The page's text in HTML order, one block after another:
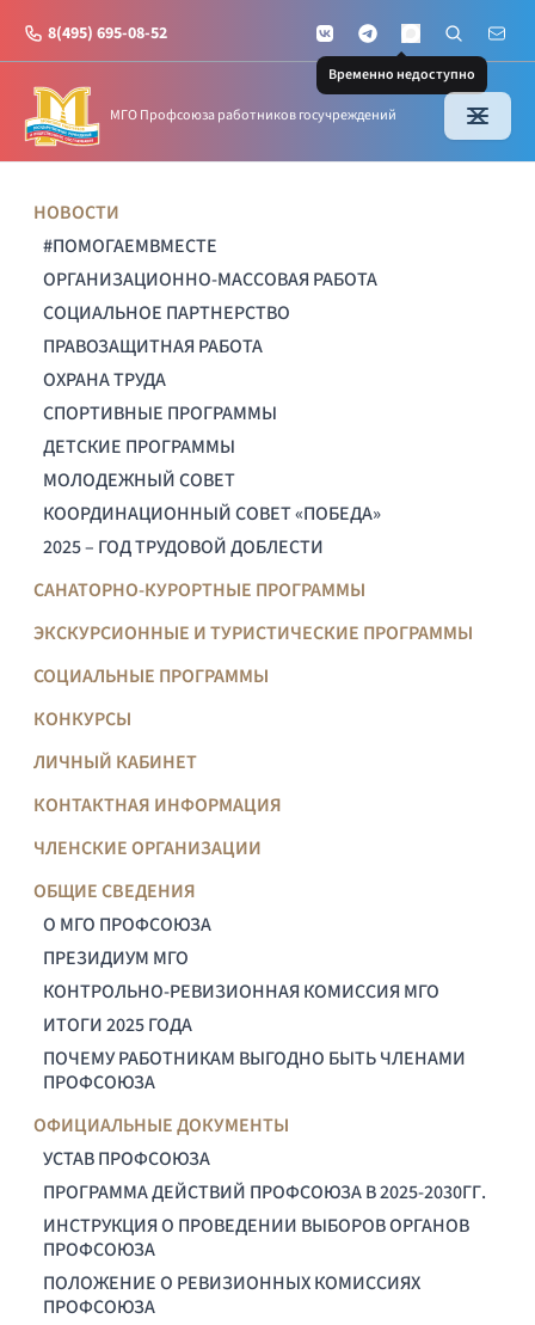
8(495) 695-08-52 VKontakteTelegramMAX
Временно недоступно
Поиск по
Почта
МГО Профсоюза работников госучреждений
НОВОСТИ
#ПОМОГАЕМВМЕСТЕ
ОРГАНИЗАЦИОННО-МАССОВАЯ РАБОТА
СОЦИАЛЬНОЕ ПАРТНЕРСТВО
ПРАВОЗАЩИТНАЯ РАБОТА
ОХРАНА ТРУДА
СПОРТИВНЫЕ ПРОГРАММЫ
ДЕТСКИЕ ПРОГРАММЫ
МОЛОДЕЖНЫЙ СОВЕТ
КООРДИНАЦИОННЫЙ СОВЕТ «ПОБЕДА»
2025 – ГОД ТРУДОВОЙ ДОБЛЕСТИ
САНАТОРНО-КУРОРТНЫЕ ПРОГРАММЫ
ЭКСКУРСИОННЫЕ И ТУРИСТИЧЕСКИЕ ПРОГРАММЫ
СОЦИАЛЬНЫЕ ПРОГРАММЫ
КОНКУРСЫ
ЛИЧНЫЙ КАБИНЕТ
КОНТАКТНАЯ ИНФОРМАЦИЯ
ЧЛЕНСКИЕ ОРГАНИЗАЦИИ
ОБЩИЕ СВЕДЕНИЯ
О МГО ПРОФСОЮЗА
ПРЕЗИДИУМ МГО
КОНТРОЛЬНО-РЕВИЗИОННАЯ КОМИССИЯ МГО
ИТОГИ 2025 ГОДА
ПОЧЕМУ РАБОТНИКАМ ВЫГОДНО БЫТЬ ЧЛЕНАМИ
ПРОФСОЮЗА
ОФИЦИАЛЬНЫЕ ДОКУМЕНТЫ
УСТАВ ПРОФСОЮЗА
ПРОГРАММА ДЕЙСТВИЙ ПРОФСОЮЗА В 2025-2030ГГ.
ИНСТРУКЦИЯ О ПРОВЕДЕНИИ ВЫБОРОВ ОРГАНОВ
ПРОФСОЮЗА
ПОЛОЖЕНИЕ О РЕВИЗИОННЫХ КОМИССИЯХ
ПРОФСОЮЗА